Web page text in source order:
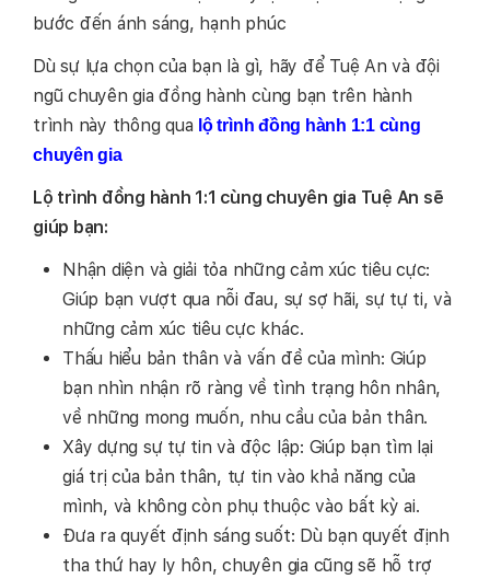
bước đến ánh sáng, hạnh phúc
Dù sự lựa chọn của bạn là gì, hãy để Tuệ An và đội
ngũ chuyên gia đồng hành cùng bạn trên hành
trình này thông qua lộ trình đồng hành 1:1 cùng
chuyên gia
Lộ trình đồng hành 1:1 cùng chuyên gia Tuệ An sẽ
giúp bạn:
Nhận diện và giải tỏa những cảm xúc tiêu cực:
Giúp bạn vượt qua nỗi đau, sự sợ hãi, sự tự ti, và
những cảm xúc tiêu cực khác.
Thấu hiểu bản thân và vấn đề của mình: Giúp
bạn nhìn nhận rõ ràng về tình trạng hôn nhân,
về những mong muốn, nhu cầu của bản thân.
Xây dựng sự tự tin và độc lập: Giúp bạn tìm lại
giá trị của bản thân, tự tin vào khả năng của
mình, và không còn phụ thuộc vào bất kỳ ai.
Đưa ra quyết định sáng suốt: Dù bạn quyết định
tha thứ hay ly hôn, chuyên gia cũng sẽ hỗ trợ